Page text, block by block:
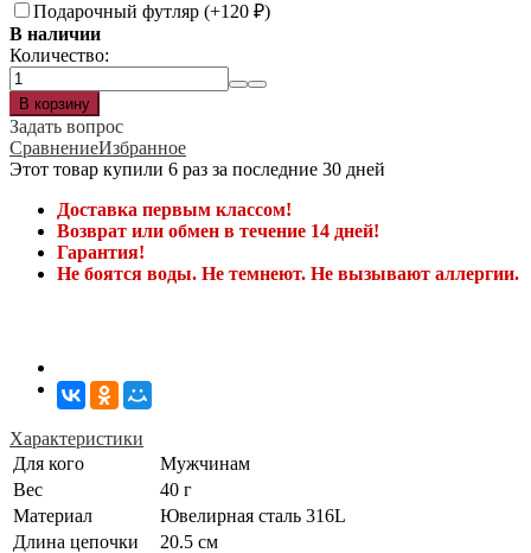
Подарочный футляр (+120 ₽)
В наличии
Количество:
Задать вопрос
СравнениеИзбранное
Этот товар купили 6 раз за последние 30 дней
Доставка первым классом!
Возврат или обмен в течение 14 дней!
Гарантия!
Не боятся воды. Не темнеют. Не вызывают аллергии.
Характеристики
Для кого
Мужчинам
Вес
40 г
Материал
Ювелирная сталь 316L
Длина цепочки
20.5 см